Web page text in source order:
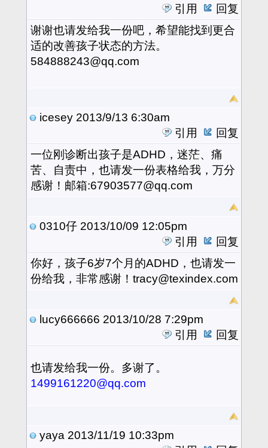
引用
回复
谢谢也请发给我一份吧，希望能找到更合
适的改善孩子状态的方法。
584888243@qq.com
icesey 2013/9/13 6:30am
引用
回复
一位刚诊断出孩子是ADHD，迷茫、痛
苦、自责中，也请发一份表格给我，万分
感谢！邮箱:67903577@qq.com
0310仔 2013/10/09 12:05pm
引用
回复
你好，孩子6岁7个月的ADHD，也请发一
份给我，非常感谢！tracy@texindex.com
lucy666666 2013/10/28 7:29pm
引用
回复
也请发给我一份。多谢了。
1499161220@qq.com
yaya 2013/11/19 10:33pm